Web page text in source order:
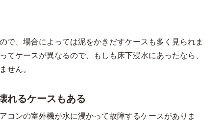
で、場合によっては泥をかきだすケースも多く見られま
てケースが異なるので、もしも床下浸水にあったなら、
せん。
れるケースもある
コンの室外機が水に浸かって故障するケースがありま